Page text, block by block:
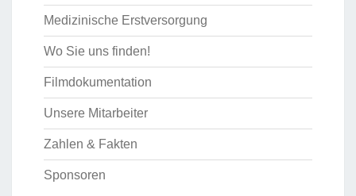
Medizinische Erstversorgung
Wo Sie uns finden!
Filmdokumentation
Unsere Mitarbeiter
Zahlen & Fakten
Sponsoren